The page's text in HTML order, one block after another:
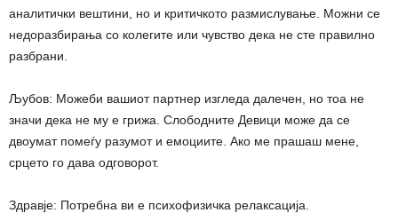
аналитички вештини, но и критичкото размислување. Можни се
недоразбирања со колегите или чувство дека не сте правилно
разбрани.
Љубов: Можеби вашиот партнер изгледа далечен, но тоа не
значи дека не му е грижа. Слободните Девици може да се
двоумат помеѓу разумот и емоциите. Ако ме прашаш мене,
срцето го дава одговорот.
Здравје: Потребна ви е психофизичка релаксација.